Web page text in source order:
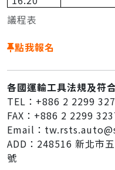
議程表
📌點我報名
各國運輸工具法規及符
TEL：+886 2 2299
FAX：+886 2 2299
Email：
ADD：248516 新北市
號